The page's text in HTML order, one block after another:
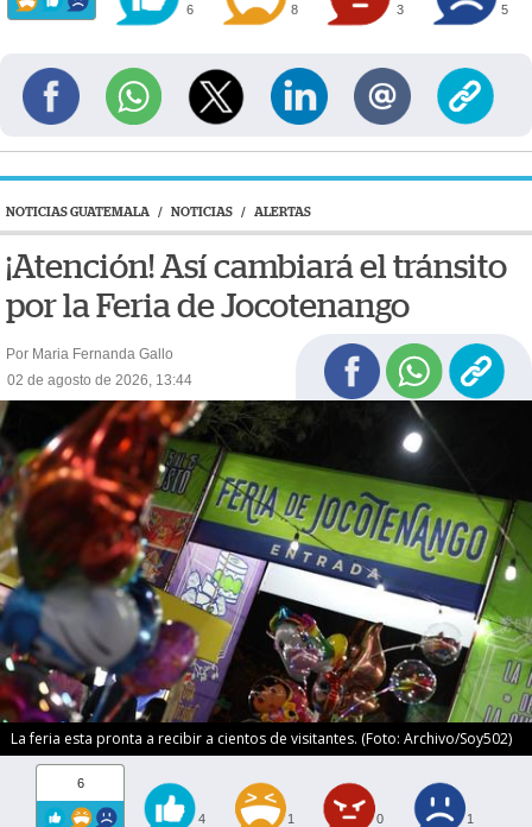
6 8 3 5
NOTICIAS GUATEMALA / NOTICIAS / ALERTAS
¡Atención! Así cambiará el tránsito
por la Feria de Jocotenango
Por Maria Fernanda Gallo
02 de agosto de 2026, 13:44
La feria esta pronta a recibir a cientos de visitantes. (Foto: Archivo/Soy502)
6
4 1 0 1